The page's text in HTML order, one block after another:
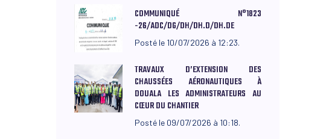
COMMUNIQUÉ N°1823
-26/ADC/DG/DH/DH.D/DH.DE
Posté le 10/07/2026 à 12:23.
TRAVAUX D’EXTENSION DES
CHAUSSÉES AÉRONAUTIQUES À
DOUALA LES ADMINISTRATEURS AU
CŒUR DU CHANTIER
Posté le 09/07/2026 à 10:18.